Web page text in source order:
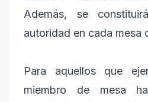
Además, se
autoridad en cada mesa
Para aquellos que
miembro de mesa